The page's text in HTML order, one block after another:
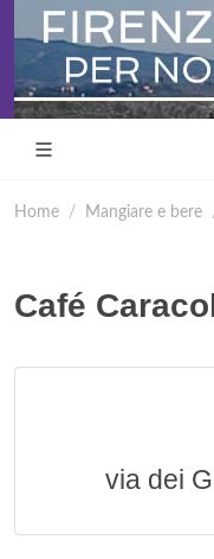
Home Mangiare e bere
Café
via dei